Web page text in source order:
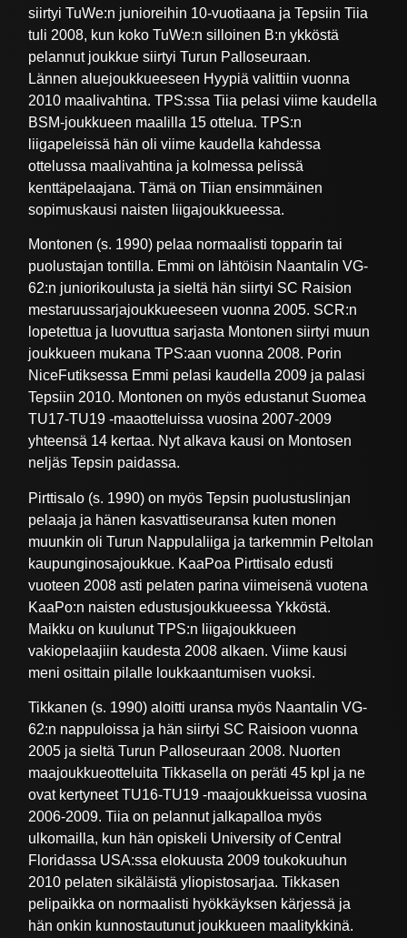
siirtyi TuWe:n junioreihin 10-vuotiaana ja Tepsiin Tiia
tuli 2008, kun koko TuWe:n silloinen B:n ykköstä
pelannut joukkue siirtyi Turun Palloseuraan.
Lännen aluejoukkueeseen Hyypiä valittiin vuonna
2010 maalivahtina. TPS:ssa Tiia pelasi viime kaudella
BSM-joukkueen maalilla 15 ottelua. TPS:n
liigapeleissä hän oli viime kaudella kahdessa
ottelussa maalivahtina ja kolmessa pelissä
kenttäpelaajana. Tämä on Tiian ensimmäinen
sopimuskausi naisten liigajoukkueessa.
Montonen (s. 1990) pelaa normaalisti topparin tai
puolustajan tontilla. Emmi on lähtöisin Naantalin VG-
62:n juniorikoulusta ja sieltä hän siirtyi SC Raision
mestaruussarjajoukkueeseen vuonna 2005. SCR:n
lopetettua ja luovuttua sarjasta Montonen siirtyi muun
joukkueen mukana TPS:aan vuonna 2008. Porin
NiceFutiksessa Emmi pelasi kaudella 2009 ja palasi
Tepsiin 2010. Montonen on myös edustanut Suomea
TU17-TU19 -maaotteluissa vuosina 2007-2009
yhteensä 14 kertaa. Nyt alkava kausi on Montosen
neljäs Tepsin paidassa.
Pirttisalo (s. 1990) on myös Tepsin puolustuslinjan
pelaaja ja hänen kasvattiseuransa kuten monen
muunkin oli Turun Nappulaliiga ja tarkemmin Peltolan
kaupunginosajoukkue. KaaPoa Pirttisalo edusti
vuoteen 2008 asti pelaten parina viimeisenä vuotena
KaaPo:n naisten edustusjoukkueessa Ykköstä.
Maikku on kuulunut TPS:n liigajoukkueen
vakiopelaajiin kaudesta 2008 alkaen. Viime kausi
meni osittain pilalle loukkaantumisen vuoksi.
Tikkanen (s. 1990) aloitti uransa myös Naantalin VG-
62:n nappuloissa ja hän siirtyi SC Raisioon vuonna
2005 ja sieltä Turun Palloseuraan 2008. Nuorten
maajoukkueotteluita Tikkasella on peräti 45 kpl ja ne
ovat kertyneet TU16-TU19 -maajoukkueissa vuosina
2006-2009. Tiia on pelannut jalkapalloa myös
ulkomailla, kun hän opiskeli University of Central
Floridassa USA:ssa elokuusta 2009 toukokuuhun
2010 pelaten sikäläistä yliopistosarjaa. Tikkasen
pelipaikka on normaalisti hyökkäyksen kärjessä ja
hän onkin kunnostautunut joukkueen maalitykkinä.